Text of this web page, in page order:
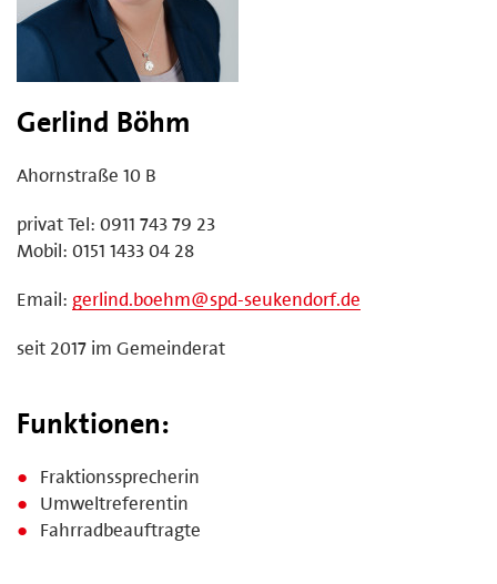
Gerlind Böhm
Ahornstraße 10 B
privat Tel: 0911 743 79 23
Mobil: 0151 1433 04 28
Email: gerlind.boehm@spd-seukendorf.de
seit 2017 im Gemeinderat
Funktionen:
Fraktionssprecherin
Umweltreferentin
Fahrradbeauftragte